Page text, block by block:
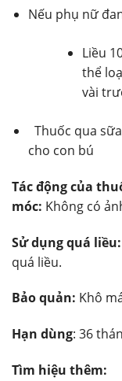
Nếu phụ nữ
Liều
thể
vài
Thuốc qua
cho con bú
Tác động của
móc: Không có
Sử dụng quá liều:
quá liều.
Bảo quản: Khô
Hạn dùng: 36
Tìm hiệu thêm: